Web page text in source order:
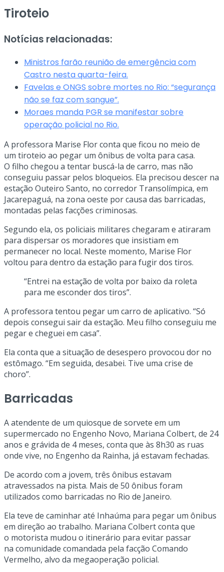
Tiroteio
Notícias relacionadas:
Ministros farão reunião de emergência com
Castro nesta quarta-feira.
Favelas e ONGS sobre mortes no Rio: “segurança
não se faz com sangue”.
Moraes manda PGR se manifestar sobre
operação policial no Rio.
A professora Marise Flor conta que ficou no meio de
um tiroteio ao pegar um ônibus de volta para casa.
O filho chegou a tentar buscá-la de carro, mas não
conseguiu passar pelos bloqueios. Ela precisou descer na
estação Outeiro Santo, no corredor Transolímpica, em
Jacarepaguá, na zona oeste por causa das barricadas,
montadas pelas facções criminosas.
Segundo ela, os policiais militares chegaram e atiraram
para dispersar os moradores que insistiam em
permanecer no local. Neste momento, Marise Flor
voltou para dentro da estação para fugir dos tiros.
“Entrei na estação de volta por baixo da roleta
para me esconder dos tiros”.
A professora tentou pegar um carro de aplicativo. “Só
depois consegui sair da estação. Meu filho conseguiu me
pegar e cheguei em casa”.
Ela conta que a situação de desespero provocou dor no
estômago. “Em seguida, desabei. Tive uma crise de
choro”.
Barricadas
A atendente de um quiosque de sorvete em um
supermercado no Engenho Novo, Mariana Colbert, de 24
anos e grávida de 4 meses, conta que às 8h30 as ruas
onde vive, no Engenho da Rainha, já estavam fechadas.
De acordo com a jovem, três ônibus estavam
atravessados na pista. Mais de 50 ônibus foram
utilizados como barricadas no Rio de Janeiro.
Ela teve de caminhar até Inhaúma para pegar um ônibus
em direção ao trabalho. Mariana Colbert conta que
o motorista mudou o itinerário para evitar passar
na comunidade comandada pela facção Comando
Vermelho, alvo da megaoperação policial.